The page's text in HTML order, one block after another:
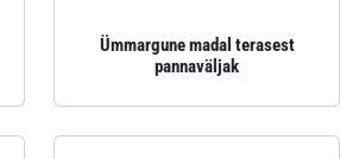
Ümmargune madal terasest
pannaväljak